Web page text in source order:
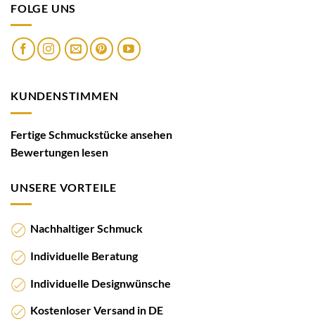
FOLGE UNS
KUNDENSTIMMEN
Fertige Schmuckstücke ansehen
Bewertungen lesen
UNSERE VORTEILE
Nachhaltiger Schmuck
Individuelle Beratung
Individuelle Designwünsche
Kostenloser Versand in DE